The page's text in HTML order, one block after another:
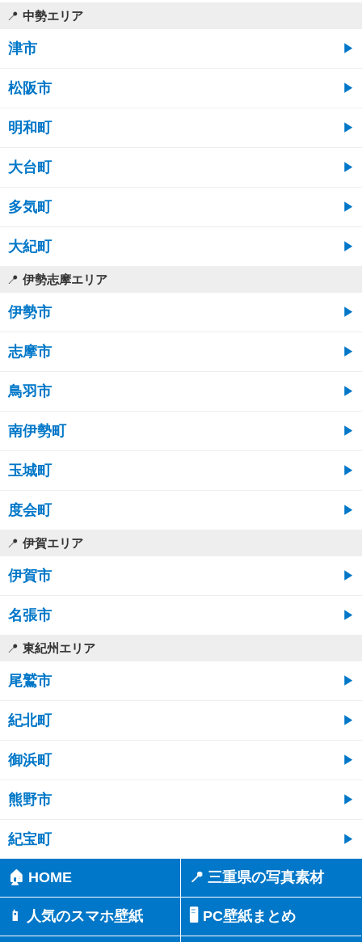
中勢エリア
津市
松阪市
明和町
大台町
多気町
大紀町
伊勢志摩エリア
伊勢市
志摩市
鳥羽市
南伊勢町
玉城町
度会町
伊賀エリア
伊賀市
名張市
東紀州エリア
尾鷲市
紀北町
御浜町
熊野市
紀宝町
🏠 HOME 📍 三重県の写真素材
📱 人気のスマホ壁紙 🖥️ PC壁紙まとめ